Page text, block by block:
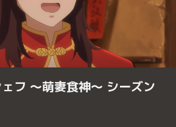
フ ～萌妻食神～ シーズン